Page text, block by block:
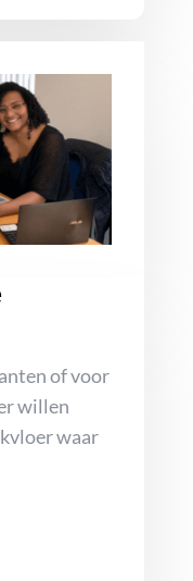
of voor
willen
waar